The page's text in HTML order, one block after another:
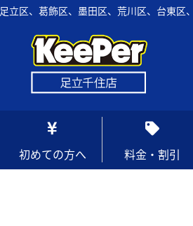
足立区、葛飾区、墨田区、荒川区、台東
初めての方へ 料金・割引